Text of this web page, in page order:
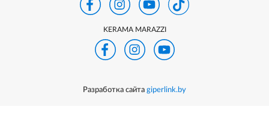
KERAMA MARAZZI
Разработка сайта giperlink.by